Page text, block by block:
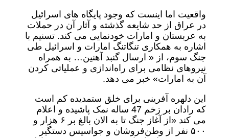
واقعیت اما اینست که وجود پایگاه های اسرائیل
در عراق از حد شایعه گذشته و آثار آن در حملات
به عربستان و امارات خودنمایی می کند. تسنیم با
اشاره به همکاری تنگاتنگ امارات و اسرائیل طی
جنگ سوم، از « ارسال گنبد آهنین… به همراه
نیروهای نظامی برای راه‌اندازی و عملیاتی کردن
آن به امارات» خبر می دهد.
این دلهره آفرینی برای خلق ستمدیده کم است
که رادان بر زخم 47 ساله نمک پاشیده و اعلام
می کند «از آغاز جنگ تا به الان بالغ بر ۶ هزار و
۵۰۰ نفر از وطن‌فروشان و جواسیس دستگیر